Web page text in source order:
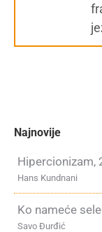
Najnovije
Hipercionizam,
Hans Kundnani
Ko nameće
Savo Đurđić